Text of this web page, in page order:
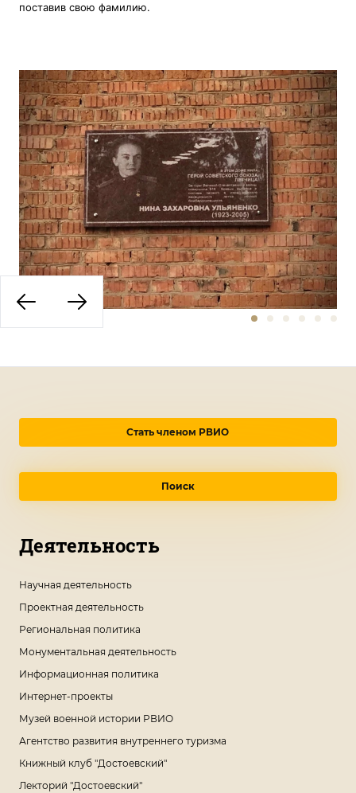
поставив свою фамилию.
Стать членом РВИО
Поиск
Деятельность
Научная деятельность
Проектная деятельность
Региональная политика
Монументальная деятельность
Информационная политика
Интернет-проекты
Музей военной истории РВИО
Агентство развития внутреннего туризма
Книжный клуб "Достоевский"
Лекторий "Достоевский"